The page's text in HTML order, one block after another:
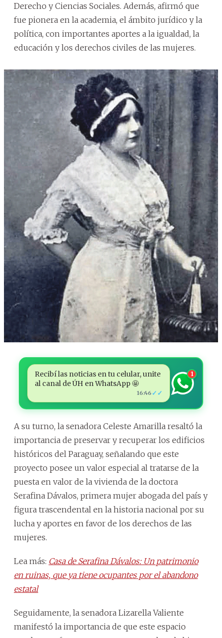
Derecho y Ciencias Sociales. Además, afirmó que
fue pionera en la academia, el ámbito jurídico y la
política, con importantes aportes a la igualdad, la
educación y los derechos civiles de las mujeres.
Recibí las noticias en tu celular, unite
al canal de ÚH en WhatsApp 🤩
16:46 ✓✓
1
A su turno, la senadora Celeste Amarilla resaltó la
importancia de preservar y recuperar los edificios
históricos del Paraguay, señalando que este
proyecto posee un valor especial al tratarse de la
puesta en valor de la vivienda de la doctora
Serafina Dávalos, primera mujer abogada del país y
figura trascendental en la historia nacional por su
lucha y aportes en favor de los derechos de las
mujeres.
Lea más: Casa de Serafina Dávalos: Un patrimonio
en ruinas, que ya tiene ocupantes por el abandono
estatal
Seguidamente, la senadora Lizarella Valiente
manifestó la importancia de que este espacio